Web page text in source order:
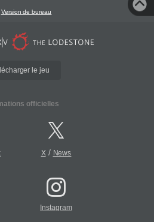
Version de bureau
le jeu
officielles
X/ News
Instagram